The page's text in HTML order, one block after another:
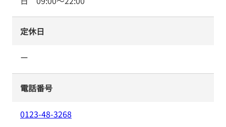
定休日
ー
電話番号
0123-48-3268